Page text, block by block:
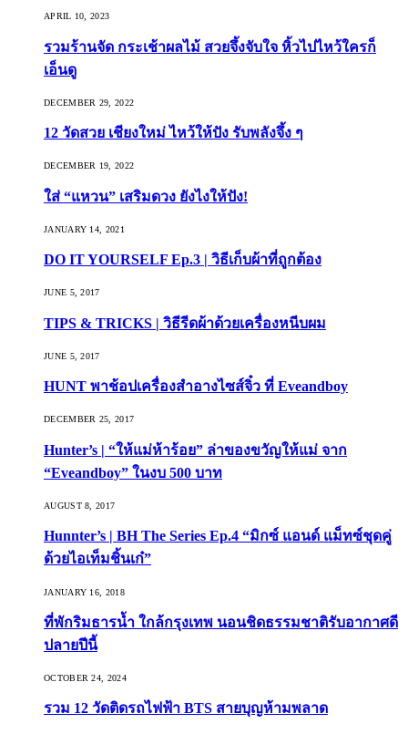
APRIL 10, 2023
รวมร้านจัด กระเช้าผลไม้ สวยจึ้งจับใจ หิ้วไปไหว้ใครก็
เอ็นดู
DECEMBER 29, 2022
12 วัดสวย เชียงใหม่ ไหว้ให้ปัง รับพลังจึ้ง ๆ
DECEMBER 19, 2022
ใส่ “แหวน” เสริมดวง ยังไงให้ปัง!
JANUARY 14, 2021
DO IT YOURSELF Ep.3 | วิธีเก็บผ้าที่ถูกต้อง
JUNE 5, 2017
TIPS & TRICKS | วิธีรีดผ้าด้วยเครื่องหนีบผม
JUNE 5, 2017
HUNT พาช้อปเครื่องสำอางไซส์จิ๋ว ที่ Eveandboy
DECEMBER 25, 2017
Hunter’s | “ให้แม่ห้าร้อย” ล่าของขวัญให้แม่ จาก
“Eveandboy” ในงบ 500 บาท
AUGUST 8, 2017
Hunnter’s | BH The Series Ep.4 “มิกซ์ แอนด์ แม็ทซ์ชุดคู่
ด้วยไอเท็มชิ้นเก๋”
JANUARY 16, 2018
ที่พักริมธารน้ำ ใกล้กรุงเทพ นอนชิดธรรมชาติรับอากาศดี
ปลายปีนี้
OCTOBER 24, 2024
รวม 12 วัดติดรถไฟฟ้า BTS สายบุญห้ามพลาด